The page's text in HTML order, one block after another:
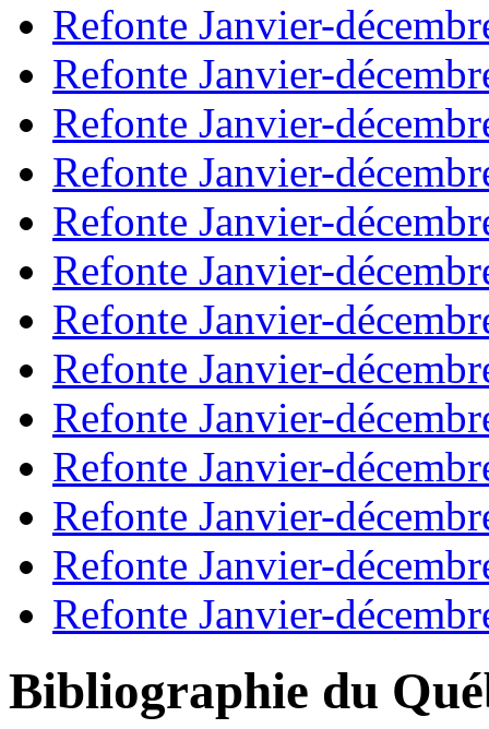
Refonte Janvier-
Refonte Janvier-
Refonte Janvier-
Refonte Janvier-
Refonte Janvier-
Refonte Janvier-
Refonte Janvier-
Refonte Janvier-
Refonte Janvier-
Refonte Janvier-
Refonte Janvier-
Refonte Janvier-
Refonte Janvier-
Bibliographie du